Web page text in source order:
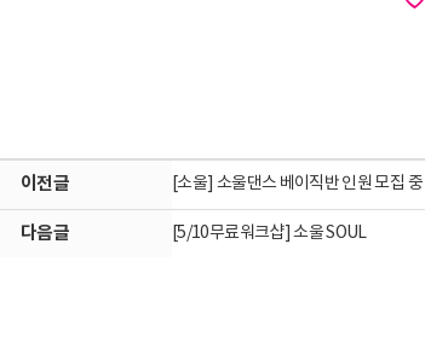
이전글 [소울] 소울댄스 베이직반 인원 모집 중
다음글 [5/10무료워크샵] 소울 SOUL